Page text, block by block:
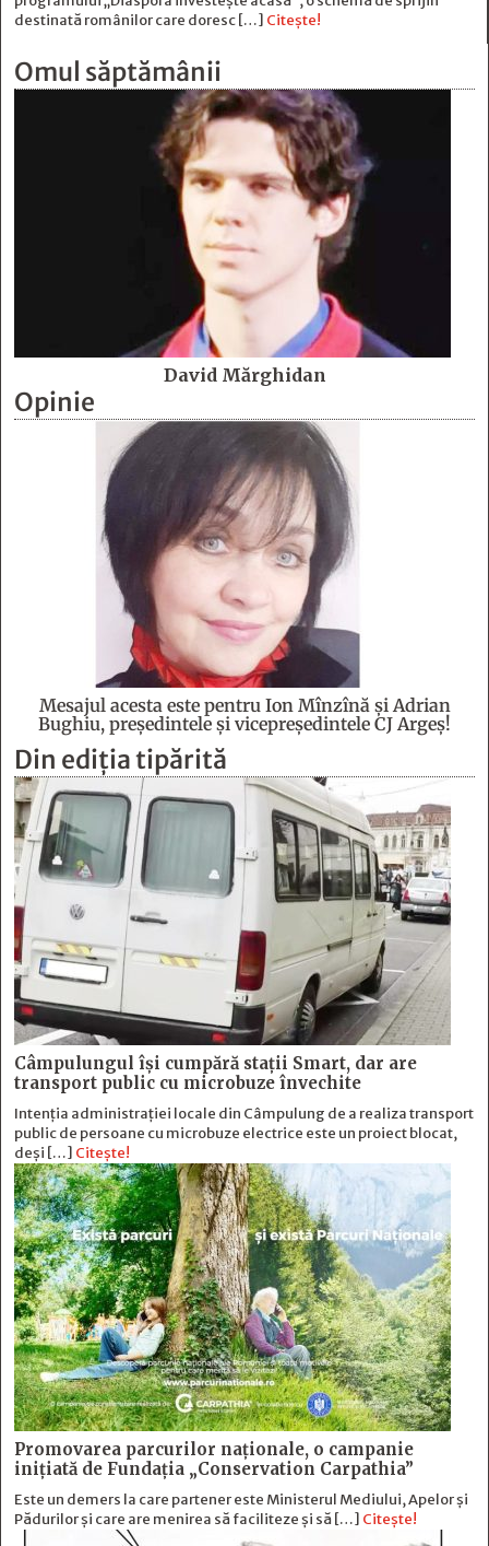
destinată românilor care doresc […] Citește!
Omul săptămânii
David Mărghidan
Opinie
Mesajul acesta este pentru Ion Mînzînă şi Adrian
Bughiu, preşedintele şi vicepreşedintele CJ Argeş!
Din ediția tipărită
Câmpulungul îşi cumpără staţii Smart, dar are
transport public cu microbuze învechite
Intenția administrației locale din Câmpulung de a realiza transport
public de persoane cu microbuze electrice este un proiect blocat,
deși […] Citește!
Promovarea parcurilor naționale, o campanie
inițiată de Fundația „Conservation Carpathia”
Este un demers la care partener este Ministerul Mediului, Apelor și
Pădurilor și care are menirea să faciliteze și să […] Citește!